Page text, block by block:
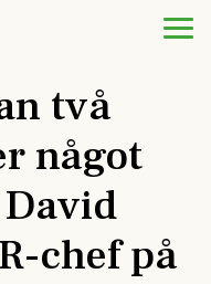
två
något
David
chef på